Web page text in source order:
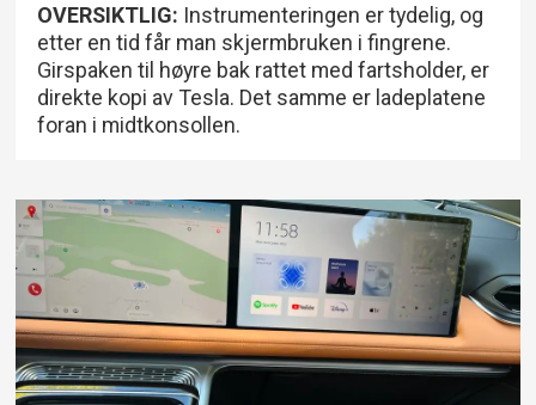
OVERSIKTLIG: Instrumenteringen er tydelig, og
etter en tid får man skjermbruken i fingrene.
Girspaken til høyre bak rattet med fartsholder, er
direkte kopi av Tesla. Det samme er ladeplatene
foran i midtkonsollen.